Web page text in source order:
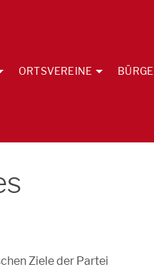
ORTSVEREINE
Ziele der Partei